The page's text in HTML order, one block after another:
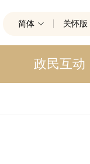
简体 关怀版
政民互动